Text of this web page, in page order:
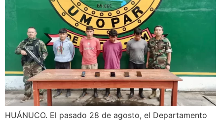
HUÁNUCO. El pasado 28 de agosto, el Departamento